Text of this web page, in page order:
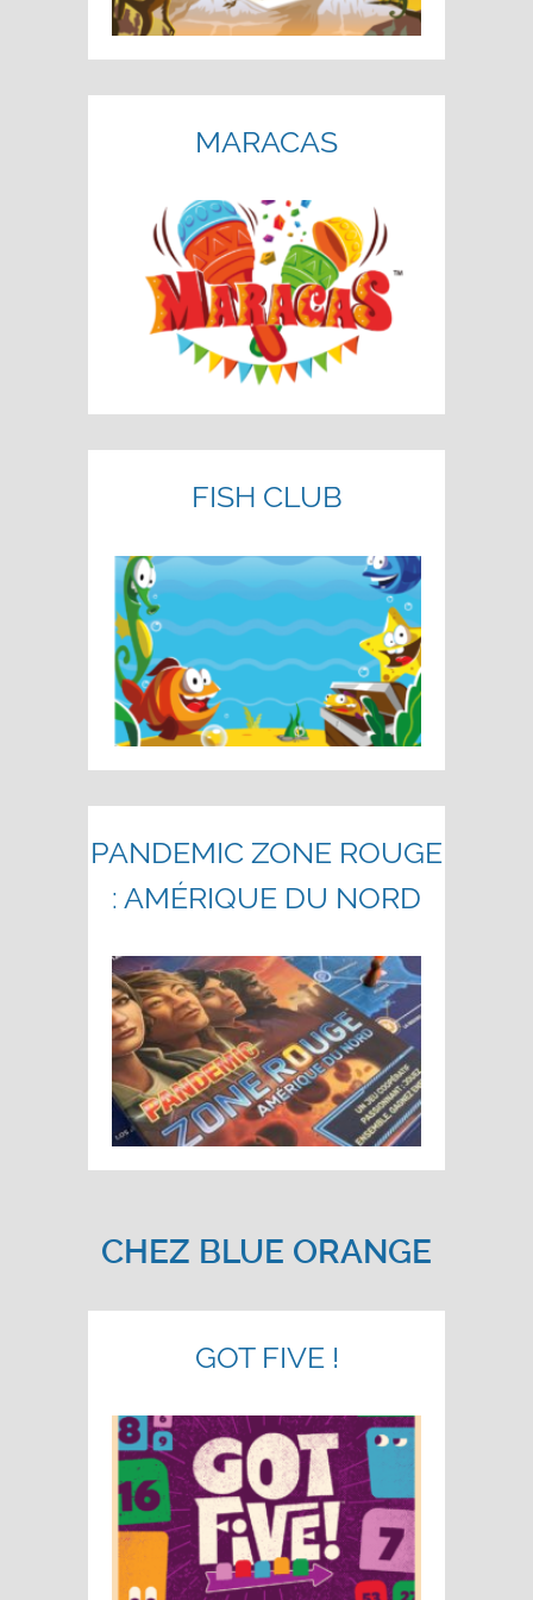
MARACAS
FISH CLUB
PANDEMIC ZONE ROUGE
: AMÉRIQUE DU NORD
CHEZ BLUE ORANGE
GOT FIVE !